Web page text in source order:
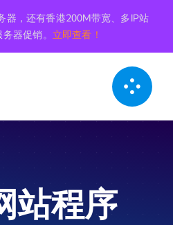
器，还有香港200M带宽、多IP站
器促销。 立即查看！
站程序